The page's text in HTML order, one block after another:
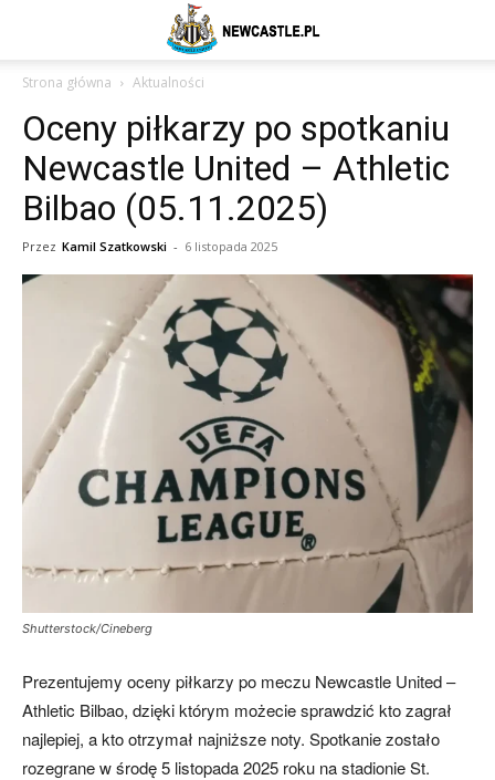
United
(transfery,
mecze,
skład)
Newcastle.pl
Strona główna Aktualności
Oceny piłkarzy po spotkaniu
Newcastle United – Athletic
Bilbao (05.11.2025)
Przez Kamil Szatkowski - 6 listopada 2025
Shutterstock/Cineberg
Prezentujemy oceny piłkarzy po meczu Newcastle United –
Athletic Bilbao, dzięki którym możecie sprawdzić kto zagrał
najlepiej, a kto otrzymał najniższe noty. Spotkanie zostało
rozegrane w środę 5 listopada 2025 roku na stadionie St.